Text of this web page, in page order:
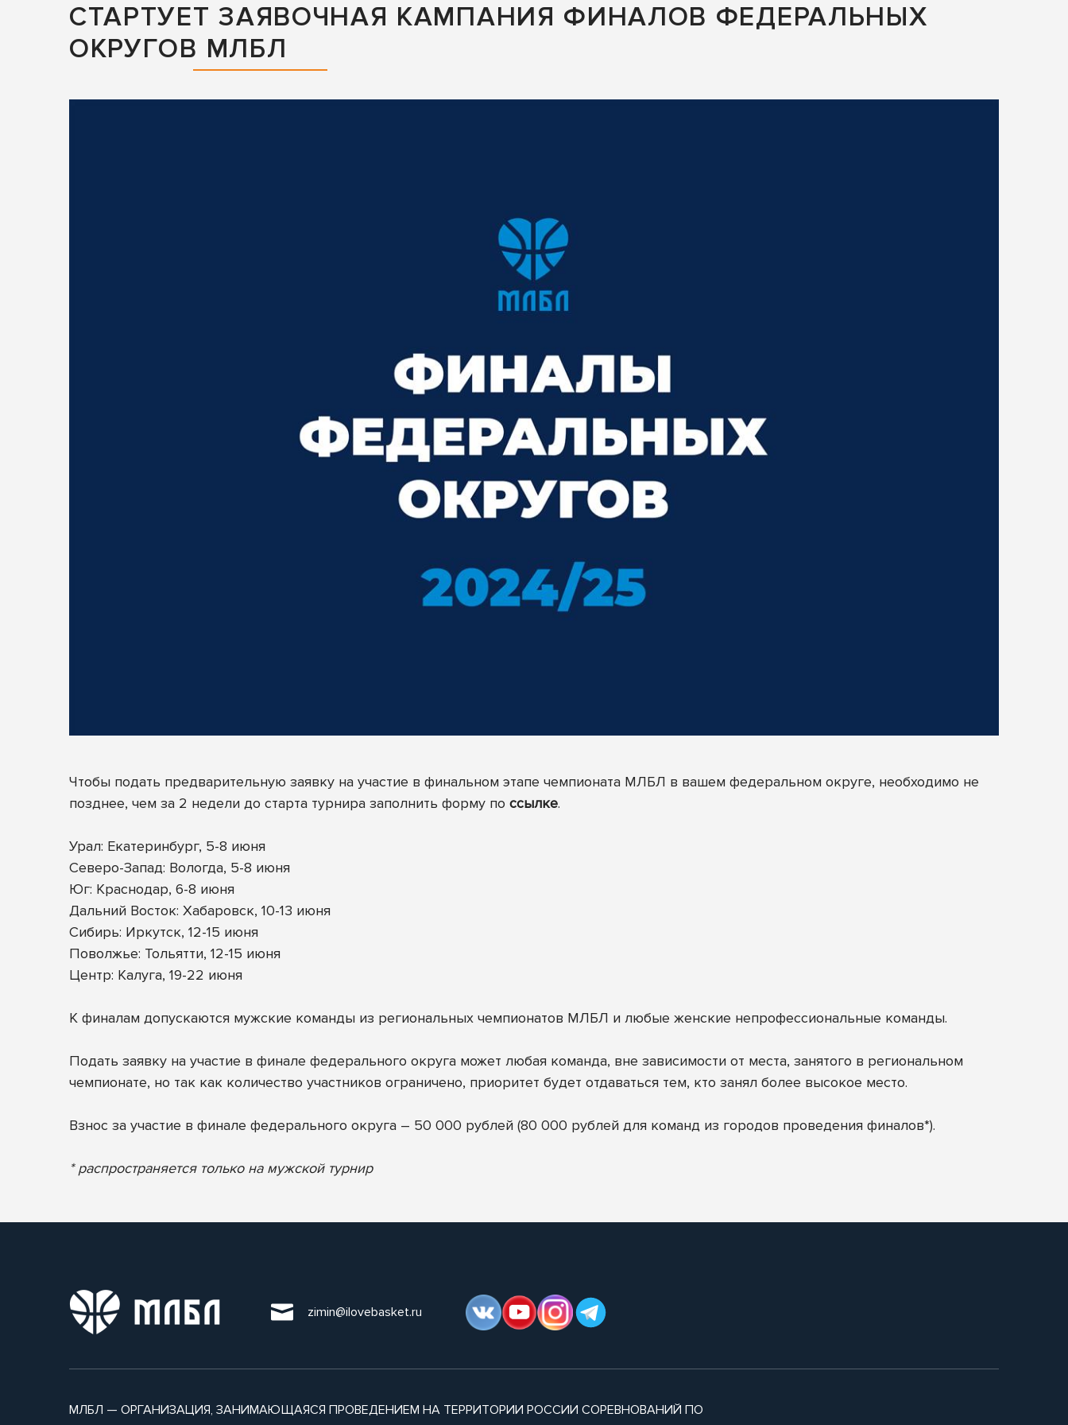
СТАРТУЕТ ЗАЯВОЧНАЯ КАМПАНИЯ ФИНАЛОВ ФЕДЕРАЛЬНЫХ
ОКРУГОВ МЛБЛ
Чтобы подать предварительную заявку на участие в финальном этапе чемпионата МЛБЛ в вашем федеральном округе, необходимо не
позднее, чем за 2 недели до старта турнира заполнить форму по ссылке.
Урал: Екатеринбург, 5-8 июня
Северо-Запад: Вологда, 5-8 июня
Юг: Краснодар, 6-8 июня
Дальний Восток: Хабаровск, 10-13 июня
Сибирь: Иркутск, 12-15 июня
Поволжье: Тольятти, 12-15 июня
Центр: Калуга, 19-22 июня
К финалам допускаются мужские команды из региональных чемпионатов МЛБЛ и любые женские непрофессиональные команды.
Подать заявку на участие в финале федерального округа может любая команда, вне зависимости от места, занятого в региональном
чемпионате, но так как количество участников ограничено, приоритет будет отдаваться тем, кто занял более высокое место.
Взнос за участие в финале федерального округа – 50 000 рублей (80 000 рублей для команд из городов проведения финалов*).
* распространяется только на мужской турнир
zimin@ilovebasket.ru
МЛБЛ — ОРГАНИЗАЦИЯ, ЗАНИМАЮЩАЯСЯ ПРОВЕДЕНИЕМ НА ТЕРРИТОРИИ РОССИИ СОРЕВНОВАНИЙ ПО